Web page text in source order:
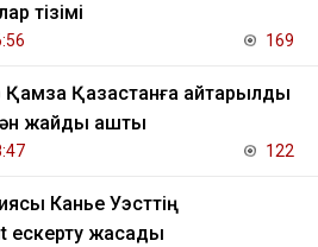
тізімі
169
Қазақстанға қайтарылды
жайды ашты
122
Канье Уэсттің
ескерту жасады